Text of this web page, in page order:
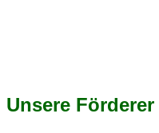
Unsere Förderer